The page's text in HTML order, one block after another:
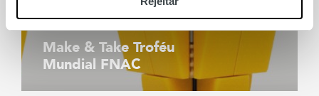
Make & Take Troféu
Mundial FNAC